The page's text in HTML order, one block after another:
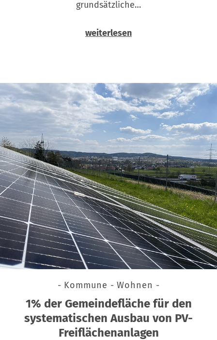
grundsätzliche…
weiterlesen
- Kommune - Wohnen -
1% der Gemeindefläche für den
systematischen Ausbau von PV-
Freiflächenanlagen